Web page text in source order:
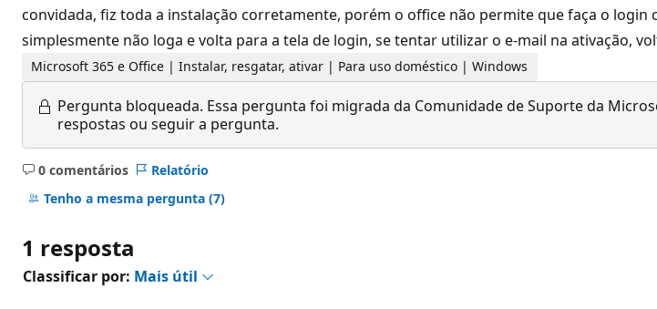
convidada, fiz toda a instalação corretamente, porém o office não permite que faça o
simplesmente não loga e volta para a tela de login, se tentar utilizar o e-mail na ativação,
Microsoft 365 e Office | Instalar, resgatar, ativar | Para uso doméstico | Windows
Pergunta bloqueada. Essa pergunta foi migrada da Comunidade de Suporte da
respostas ou seguir a pergunta.
0 comentários
Sem
comentários
Relatório
Tenho a mesma pergunta (7)
1 resposta
Classificar por: Mais útil